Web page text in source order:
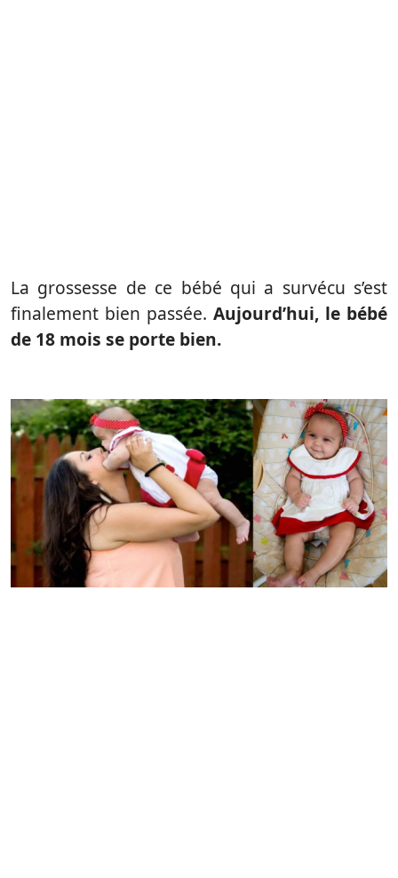
La grossesse de ce bébé qui a survécu s’est
finalement bien passée. Aujourd’hui, le bébé
de 18 mois se porte bien.